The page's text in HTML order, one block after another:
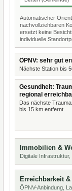
Automatischer
nachvollziehbaren
ersetzt keine
individuelle
ÖPNV: sehr gut
Nächste Station bis
Gesundheit:
regional
Das nächste
bis 15 km entfernt.
Immobilien &
Digitale
Erreichbarkeit
ÖPNV-Anbindung,